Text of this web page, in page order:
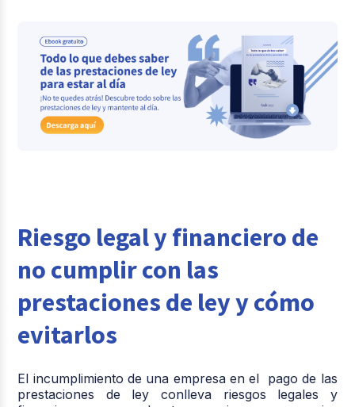
Riesgo legal y financiero de
no cumplir con las
prestaciones de ley y cómo
evitarlos
El incumplimiento de una empresa en el pago de las
prestaciones de ley conlleva riesgos legales y